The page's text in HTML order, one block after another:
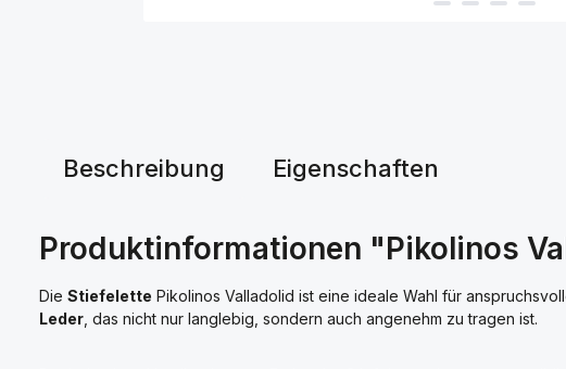
Beschreibung Eigenschaften
Produktinformationen "Pikolinos
Die Stiefelette Pikolinos Valladolid ist eine ideale Wahl für
Leder , das nicht nur langlebig, sondern auch angenehm zu tragen ist.